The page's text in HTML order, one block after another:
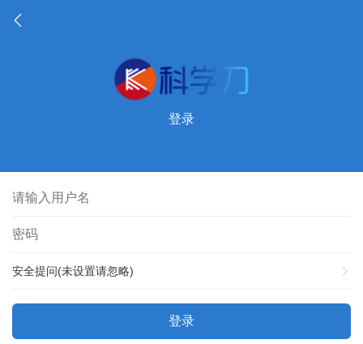
登录
安全提问(未设置请忽略)
登录